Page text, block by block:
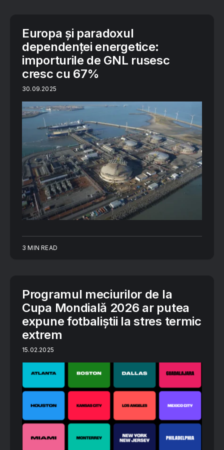
Europa și paradoxul
dependenței energetice:
importurile de GNL rusesc
cresc cu 67%
30.09.2025
3 MIN READ
Programul meciurilor de la
Cupa Mondială 2026 ar putea
expune fotbaliștii la stres termic
extrem
15.02.2025